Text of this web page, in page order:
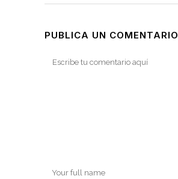
PUBLICA UN COMENTARIO